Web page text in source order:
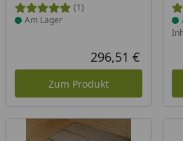
(1)
Am Lager
296,51 €
Zum Produkt